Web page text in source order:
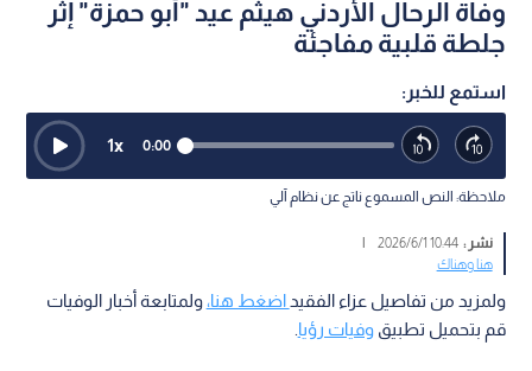
وفاة الرحال الأردني هيثم عيد "أبو حمزة" إثر
جلطة قلبية مفاجئة
استمع للخبر:
0:00
1x
ملاحظة: النص المسموع ناتج عن نظام آلي
نشر :10:44 2026/6/1
|
هنا وهناك
ولمزيد من تفاصيل عزاء الفقيد اضغط هنا،ولمتابعة أخبار الوفيات
قم بتحميل تطبيقوفيات رؤيا